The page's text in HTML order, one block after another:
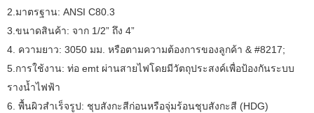
2.มาตรฐาน: ANSI C80.3
3.ขนาดสินค้า: จาก 1/2” ถึง 4”
4. ความยาว: 3050 มม. หรือตามความต้องการของลูกค้า & #8217;
5.การใช้งาน: ท่อ emt ผ่านสายไฟโดยมีวัตถุประสงค์เพื่อป้องกันระบบ
รางน้ำไฟฟ้า
6. พื้นผิวสำเร็จรูป: ชุบสังกะสีก่อนหรือจุ่มร้อนชุบสังกะสี (HDG)